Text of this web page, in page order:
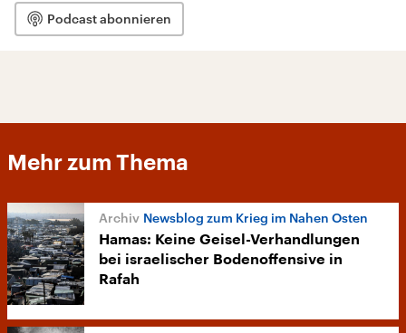
Podcast abonnieren
Mehr zum Thema
Newsblog zum Krieg im Nahen Osten
Hamas: Keine Geisel-Verhandlungen
bei israelischer Bodenoffensive in
Rafah